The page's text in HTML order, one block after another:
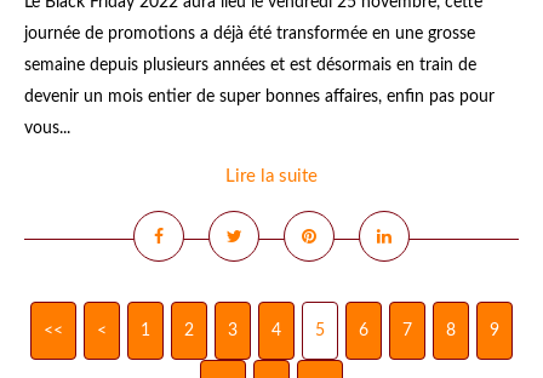
journée de promotions a déjà été transformée en une grosse
semaine depuis plusieurs années et est désormais en train de
devenir un mois entier de super bonnes affaires, enfin pas pour
vous...
Lire la suite
<< < 1 2 3 4 5 6 7 8 9